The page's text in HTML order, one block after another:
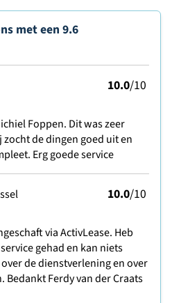
met een 9.6
10.0/10
Foppen. Dit was zeer
de dingen goed uit en
Erg goede service
10.0/10
via ActivLease. Heb
gehad en kan niets
de dienstverlening en over
Bedankt Ferdy van der Craats